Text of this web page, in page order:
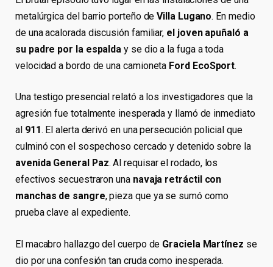
metalúrgica del barrio porteño deVilla Lugano. En medio
de una acalorada discusión familiar, el joven apuñaló a
su padre por la espalday se dio a la fuga a toda
velocidad a bordo de una camioneta Ford EcoSport.
Una testigo presencial relató a los investigadores que la
agresión fue totalmente inesperada y llamó de inmediato
al 911. El alerta derivó en una persecución policial que
culminó con el sospechoso cercado y detenido sobre la
avenida General Paz. Al requisar el rodado, los
efectivos secuestraron una navaja retráctil con
manchas de sangre, pieza que ya se sumó como
prueba clave al expediente.
El macabro hallazgo del cuerpo de Graciela Martínez se
dio por una confesión tan cruda como inesperada.